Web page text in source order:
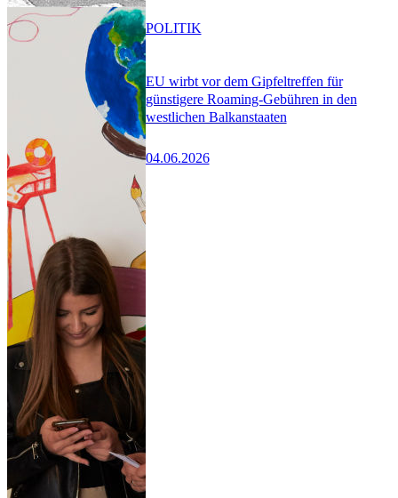
EU wirbt vor dem Gipfeltreffen für
günstigere Roaming-Gebühren in den
westlichen Balkanstaaten
04.06.2026
POLITIK